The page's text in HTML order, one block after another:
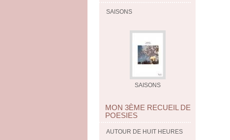
SAISONS
SAISONS
MON 3ÈME RECUEIL DE
POESIES
AUTOUR DE HUIT HEURES